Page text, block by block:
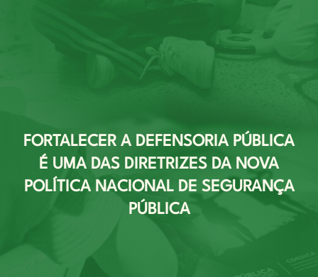
FORTALECER A DEFENSORIA PÚBLICA
É UMA DAS DIRETRIZES DA NOVA
POLÍTICA NACIONAL DE SEGURANÇA
PÚBLICA